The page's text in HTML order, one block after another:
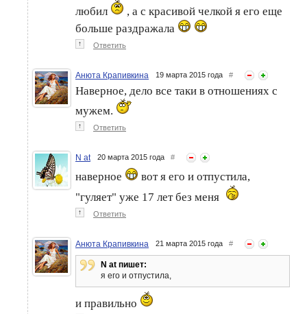
любил
, а с красивой челкой я его еще
больше раздражала
↑ Ответить
Анюта Крапивкина 19 марта 2015 года #
Наверное, дело все таки в отношениях с
мужем.
↑ Ответить
N at 20 марта 2015 года #
наверное
вот я его и отпустила,
"гуляет" уже 17 лет без меня
↑ Ответить
Анюта Крапивкина 21 марта 2015 года #
N at пишет:
я его и отпустила,
и правильно